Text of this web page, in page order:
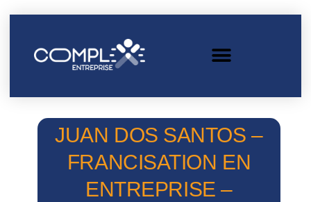
JUAN DOS SANTOS –
FRANCISATION EN
ENTREPRISE –